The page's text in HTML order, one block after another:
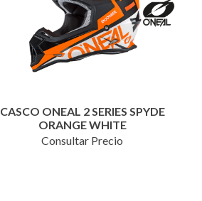
CASCO ONEAL 2 SERIES SPYDE
ORANGE WHITE
Consultar Precio